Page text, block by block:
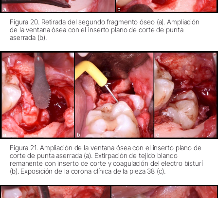
Figura 20. Retirada del segundo fragmento óseo (a). Ampliación
de la ventana ósea con el inserto plano de corte de punta
aserrada (b).
Figura 21. Ampliación de la ventana ósea con el inserto plano de
corte de punta aserrada (a). Extirpación de tejido blando
remanente con inserto de corte y coagulación del electro bisturí
(b). Exposición de la corona clínica de la pieza 38 (c).